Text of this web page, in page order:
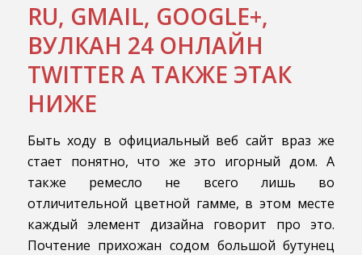
RU, GMAIL, GOOGLE+,
ВУЛКАН 24 ОНЛАЙН
TWITTER А ТАКЖЕ ЭТАК
НИЖЕ
Быть ходу в официальный веб сайт враз же
стает понятно, что же это игорный дом. А
также ремесло не всего лишь во
отличительной цветной гамме, в этом месте
каждый элемент дизайна говорит про это.
Почтение прихожан содом большой бутунец